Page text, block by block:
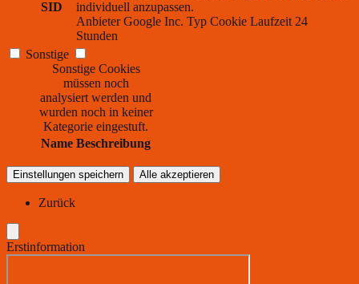
SID
individuell anzupassen.
Anbieter Google Inc. Typ Cookie Laufzeit 24
Stunden
Sonstige
Sonstige Cookies
müssen noch
analysiert werden und
wurden noch in keiner
Kategorie eingestuft.
Name Beschreibung
Einstellungen speichern Alle akzeptieren
Zurück
Erstinformation